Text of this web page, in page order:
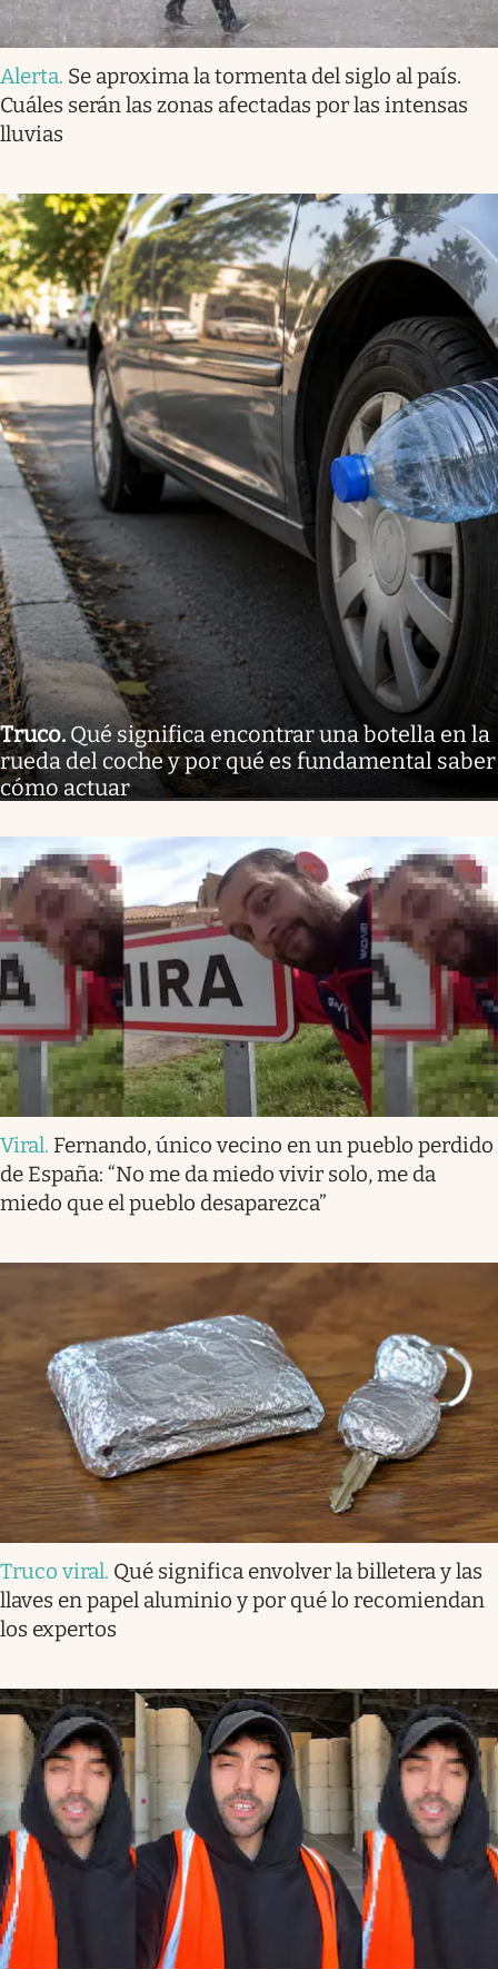
Alerta. Se aproxima la tormenta del siglo al país.
Cuáles serán las zonas afectadas por las intensas
lluvias
Truco.Qué significa encontrar una botella en la
rueda del coche y por qué es fundamental saber
cómo actuar
Viral. Fernando, único vecino en un pueblo perdido
de España: “No me da miedo vivir solo, me da
miedo que el pueblo desaparezca”
Truco viral. Qué significa envolver la billetera y las
llaves en papel aluminio y por qué lo recomiendan
los expertos